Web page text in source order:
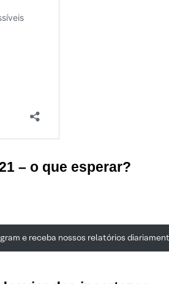
– o que esperar?
e receba nossos relatórios